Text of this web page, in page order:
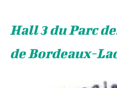
Hall 3 du Parc
de Bordeaux-